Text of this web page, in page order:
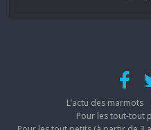
L’actu des marmots
Pour les tout-tout